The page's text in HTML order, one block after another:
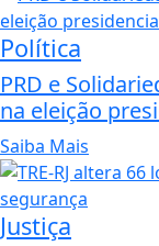
Política
PRD e
na eleição
Saiba Mais
Justiça